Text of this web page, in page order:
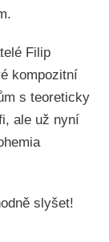
Filip
kompozitní
s teoreticky
ale už nyní
slyšet!